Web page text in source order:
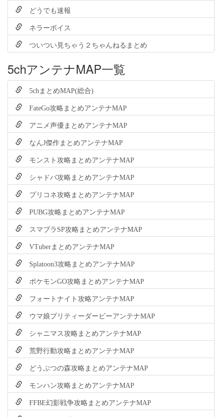
どうでも速報
ネラーボイス
ついつい見ちゃう２ちゃんねるまとめ
5chアンテナMAP一覧
5chまとめMAP(総合)
FateGo攻略まとめアンテナMAP
アニメ声優まとめアンテナMAP
なんJ傑作まとめアンテナMAP
モンスト攻略まとめアンテナMAP
シャドバ攻略まとめアンテナMAP
プリコネ攻略まとめアンテナMAP
PUBG攻略まとめアンテナMAP
スマブラSP攻略まとめアンテナMAP
VTuberまとめアンテナMAP
Splatoon3攻略まとめアンテナMAP
ポケモンGO攻略まとめアンテナMAP
フォートナイト攻略アンテナMAP
ウマ娘プリティーダービーアンテナMAP
シャニマス攻略まとめアンテナMAP
荒野行動攻略まとめアンテナMAP
どうぶつの森攻略まとめアンテナMAP
モンハン攻略まとめアンテナMAP
FFBE幻影戦争攻略まとめアンテナMAP